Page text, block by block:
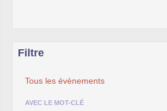
Filtre
Tous les évènements
AVEC LE MOT-CLÉ